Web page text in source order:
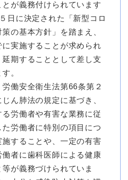
が義務付けられています
日に決定された「新型コロ
の基本方針」を踏まえ、
実施することが求められ
期することとして差し支
。
働安全衛生法第66条第２
ん肺法の規定に基づき、
労働者や有害な業務に従
労働者に特別の項目につ
することや、一定の有害
者に歯科医師による健康
が義務づけられていま